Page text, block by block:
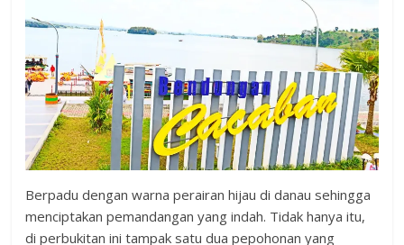
Berpadu dengan warna perairan hijau di danau sehingga
menciptakan pemandangan yang indah. Tidak hanya itu,
di perbukitan ini tampak satu dua pepohonan yang